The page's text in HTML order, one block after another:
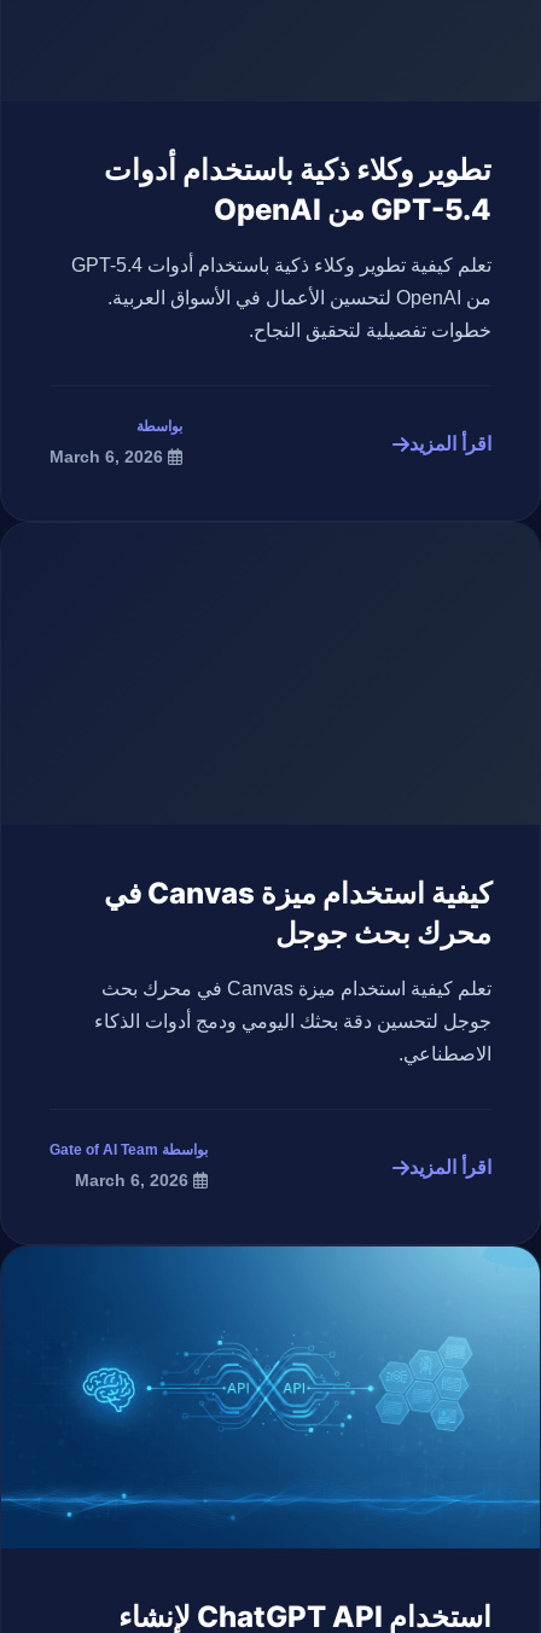
تطوير وكلاء ذكية باستخدام أدوات
GPT-5.4 من OpenAI
تعلم كيفية تطوير وكلاء ذكية باستخدام أدوات GPT-5.4
من OpenAI لتحسين الأعمال في الأسواق العربية.
خطوات تفصيلية لتحقيق النجاح.
اقرأ المزيد
بواسطة
March 6, 2026
كيفية استخدام ميزة Canvas في
محرك بحث جوجل
تعلم كيفية استخدام ميزة Canvas في محرك بحث
جوجل لتحسين دقة بحثك اليومي ودمج أدوات الذكاء
الاصطناعي.
اقرأ المزيد
بواسطة Gate of AI Team
March 6, 2026
استخدام ChatGPT API لإنشاء